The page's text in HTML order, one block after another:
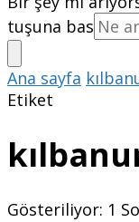
tuşuna bas
Ana sayfa
Etiket
Gösteriliyor: 1